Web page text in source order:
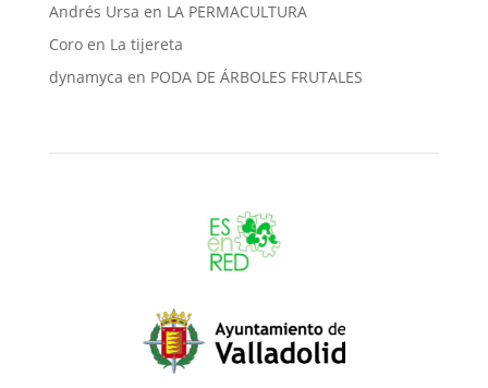
Andrés Ursa en LA PERMACULTURA
Coroen La tijereta
dynamyca en PODA DE ÁRBOLES FRUTALES